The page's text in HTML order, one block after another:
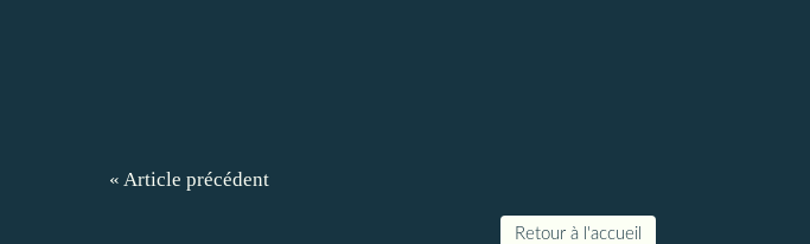
« Article précédent
Retour à l'accueil